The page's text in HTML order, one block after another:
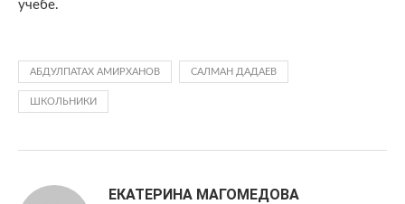
учебе.
АБДУЛПАТАХ АМИРХАНОВ САЛМАН ДАДАЕВ
ШКОЛЬНИКИ
ЕКАТЕРИНА МАГОМЕДОВА